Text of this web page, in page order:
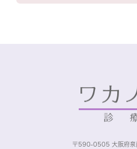
〒590-0505 大阪府泉